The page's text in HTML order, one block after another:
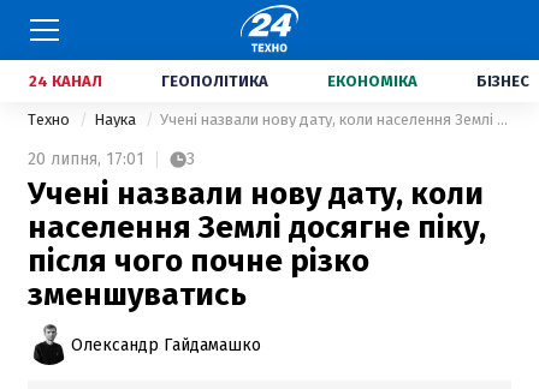
24 КАНАЛ ГЕОПОЛІТИКА ЕКОНОМІКА БІЗНЕС
Техно Наука Учені назвали нову дату, коли населення Землі досягне піку, після чого почне різко зменшуватись
20 липня, 17:01 3
Учені назвали нову дату, коли
населення Землі досягне піку,
після чого почне різко
зменшуватись
Олександр Гайдамашко